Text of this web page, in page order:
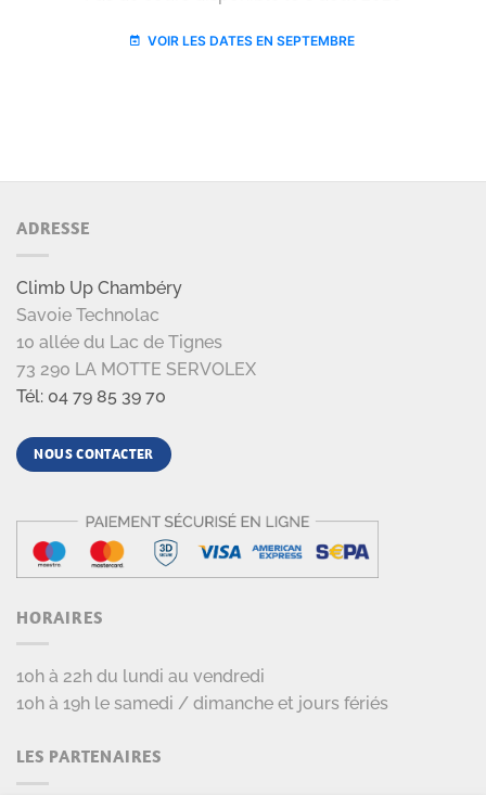
ADRESSE
Climb Up Chambéry
Savoie Technolac
10 allée du Lac de Tignes
73 290 LA MOTTE SERVOLEX
Tél: 04 79 85 39 70
NOUS CONTACTER
HORAIRES
10h à 22h du lundi au vendredi
10h à 19h le samedi / dimanche et jours fériés
LES PARTENAIRES